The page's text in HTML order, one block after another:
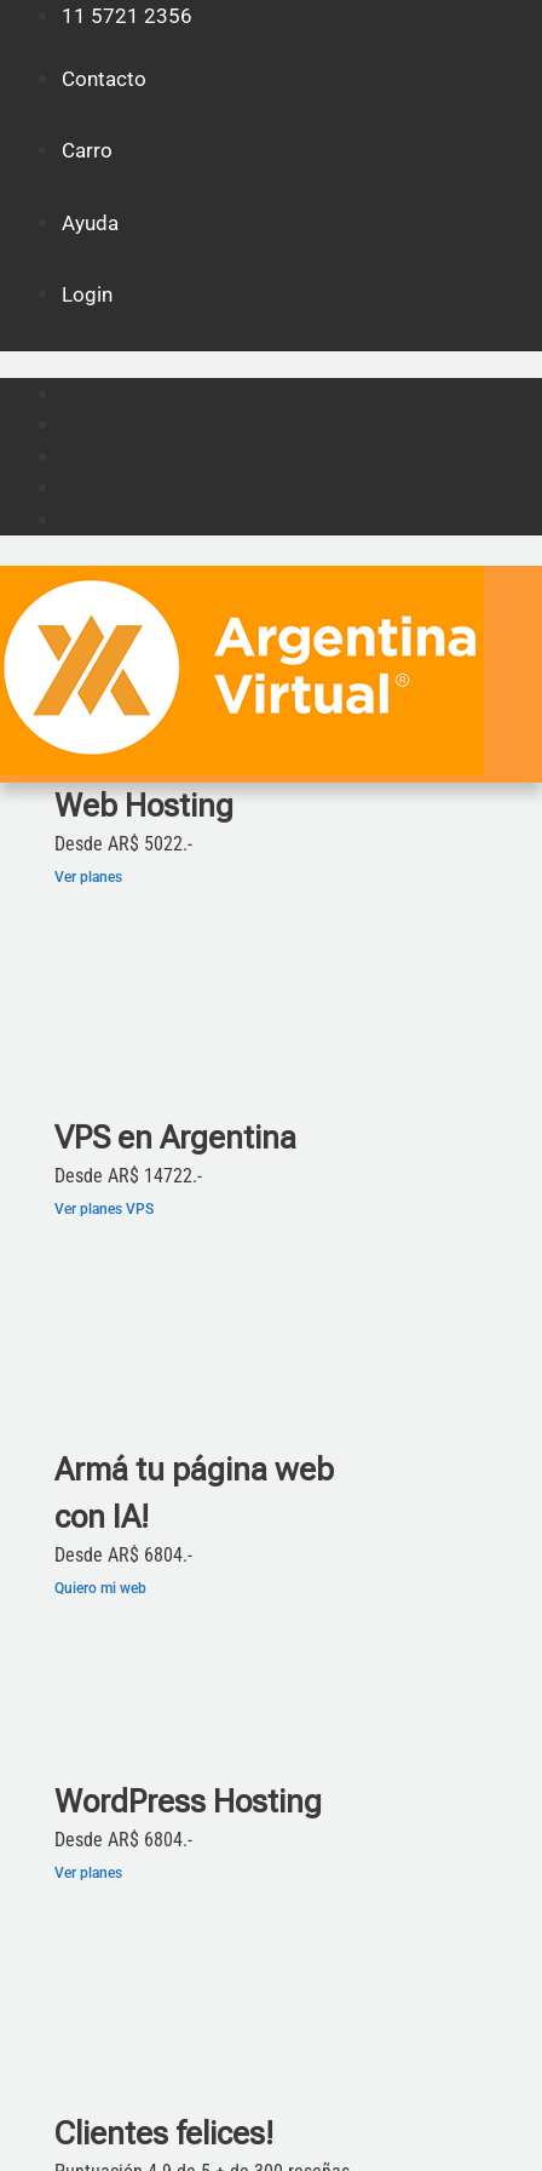
contenido
11 5721 2356
Contacto
Carro
Ayuda
Login
Web Hosting
Desde AR$ 5022.-
Ver planes
VPS en Argentina
Desde AR$ 14722.-
Ver planes VPS
Armá tu página web
con IA!
Desde AR$ 6804.-
Quiero mi web
WordPress Hosting
Desde AR$ 6804.-
Ver planes
Clientes felices!